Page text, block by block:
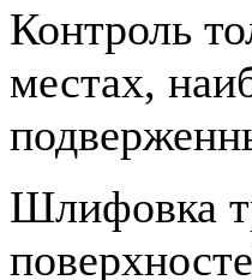
Контроль
местах,
Шлифовка